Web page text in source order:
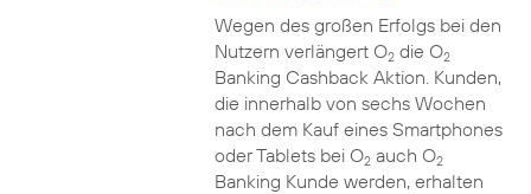
Wegen des großen Erfolgs bei den
Nutzern verlängert O2die O2
Banking Cashback Aktion. Kunden,
die innerhalb von sechs Wochen
nach dem Kauf eines Smartphones
oder Tablets bei O2auch O2
Banking Kunde werden, erhalten